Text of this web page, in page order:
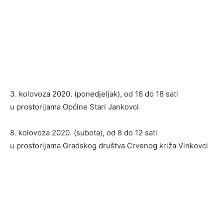
3. kolovoza 2020. (ponedjeljak), od 16 do 18 sati
u prostorijama Općine Stari Jankovci
8. kolovoza 2020. (subota), od 8 do 12 sati
u prostorijama Gradskog društva Crvenog križa Vinkovci